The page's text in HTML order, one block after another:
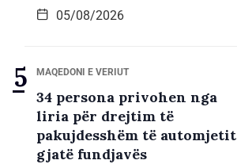
05/08/2026
MAQEDONI E VERIUT
34 persona privohen nga
liria për drejtim të
pakujdesshëm të automjetit
gjatë fundjavës